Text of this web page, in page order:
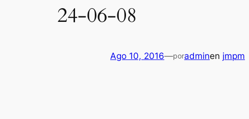
24-06-08
Ago 10, 2016—poradminen jmpm